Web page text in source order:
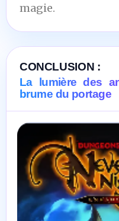
magie.
CONCLUSION :
La lumière des
brume du portage